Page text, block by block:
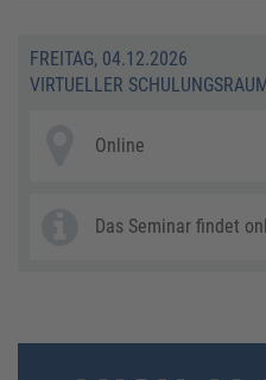
FREITAG, 04.12.2026
VIRTUELLER
Online
Das Seminar findet